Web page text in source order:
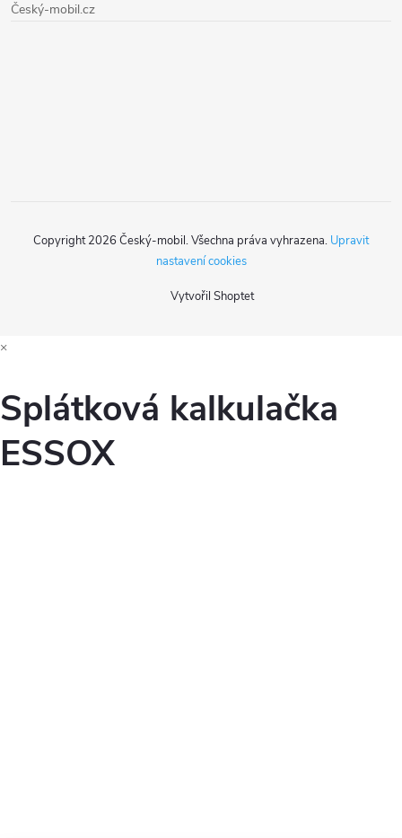
Český-mobil.cz
Vytvořil Shoptet
Copyright 2026 Český-mobil. Všechna práva vyhrazena. Upravit
nastavení cookies
×
Splátková kalkulačka
ESSOX